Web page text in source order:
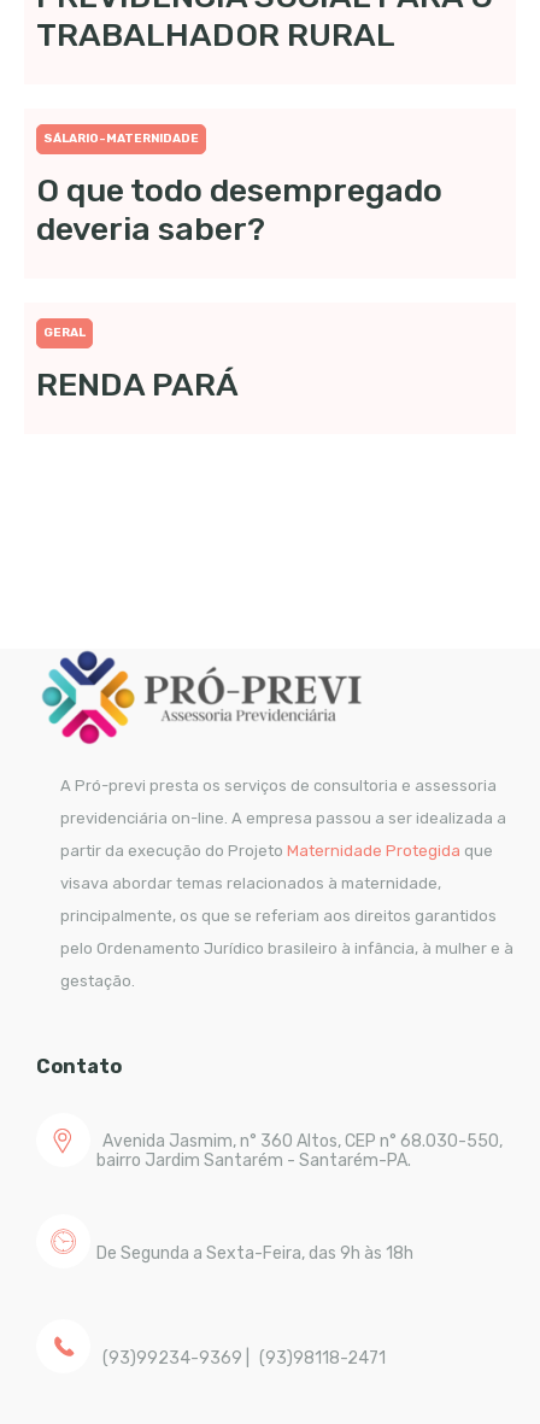
TRABALHADOR RURAL
SÁLARIO-MATERNIDADE
O que todo desempregado
deveria saber?
GERAL
RENDA PARÁ
A Pró-previ presta os serviços de consultoria e assessoria
previdenciária on-line. A empresa passou a ser idealizada a
partir da execução do Projeto Maternidade Protegida que
visava abordar temas relacionados à maternidade,
principalmente, os que se referiam aos direitos garantidos
pelo Ordenamento Jurídico brasileiro à infância, à mulher e à
gestação.
Contato
Avenida Jasmim, n° 360 Altos, CEP n° 68.030-550,
bairro Jardim Santarém - Santarém-PA.
De Segunda a Sexta-Feira, das 9h às 18h
(93)99234-9369 (93)98118-2471